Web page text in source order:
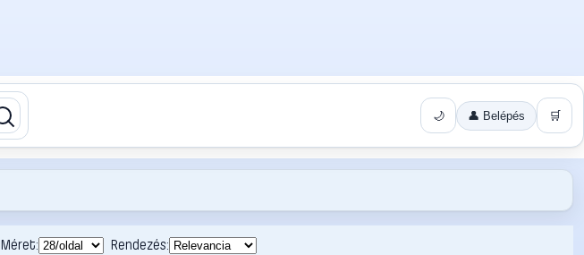
🌙 👤 Belépés 🛒
Méret: Rendezés: